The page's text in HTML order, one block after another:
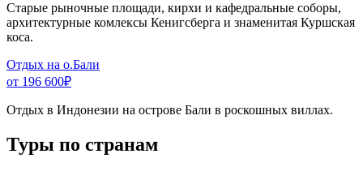
Старые рыночные площади, кирхи и кафедральные соборы,
архитектурные комлексы Кенигсберга и знаменитая Куршская
коса.
Отдых на о.Бали
от 196 600₽
Отдых в Индонезии на острове Бали в роскошных виллах.
Туры по странам